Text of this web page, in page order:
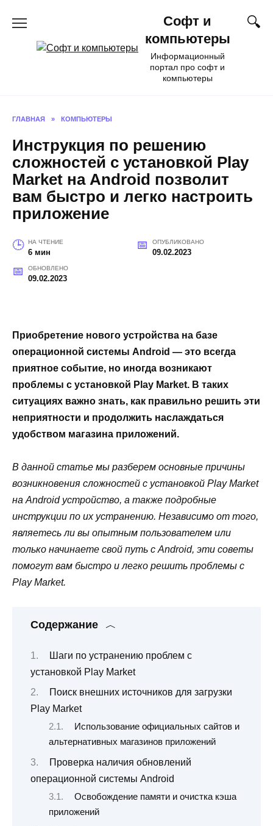
Софт и
компьютеры
Информационный
портал про софт и
компьютеры
ГЛАВНАЯ » КОМПЬЮТЕРЫ
Инструкция по решению
сложностей с установкой Play
Market на Android позволит
вам быстро и легко настроить
приложение
НА ЧТЕНИЕ
6 мин
ОПУБЛИКОВАНО
09.02.2023
ОБНОВЛЕНО
09.02.2023
Приобретение нового устройства на базе
операционной системы Android — это всегда
приятное событие, но иногда возникают
проблемы с установкой Play Market. В таких
ситуациях важно знать, как правильно решить эти
неприятности и продолжить наслаждаться
удобством магазина приложений.
В данной статье мы разберем основные причины
возникновения сложностей с установкой Play Market
на Android устройство, а также подробные
инструкции по их устранению. Независимо от того,
являетесь ли вы опытным пользователем или
только начинаете свой путь с Android, эти советы
помогут вам быстро и легко решить проблемы с
Play Market.
Содержание
Шаги по устранению проблем с
установкой Play Market
Поиск внешних источников для загрузки
Play Market
Использование официальных сайтов и
альтернативных магазинов приложений
Проверка наличия обновлений
операционной системы Android
Освобождение памяти и очистка кэша
приложений